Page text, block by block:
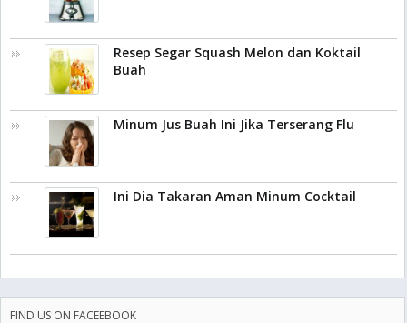
Resep Segar Squash Melon dan Koktail
Buah
Minum Jus Buah Ini Jika Terserang Flu
Ini Dia Takaran Aman Minum Cocktail
FIND US ON FACEEBOOK